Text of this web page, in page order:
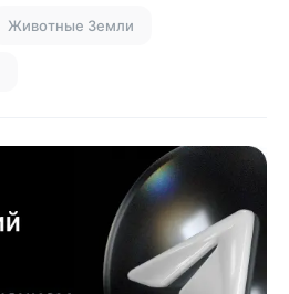
Животные Земли